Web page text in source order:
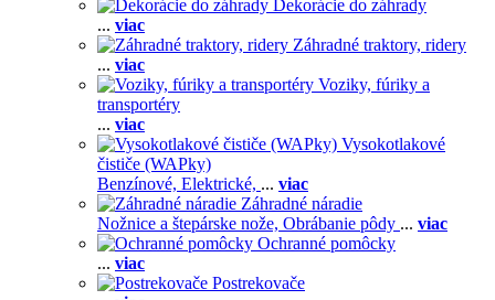
Dekorácie do záhrady
... viac
Záhradné traktory, ridery
... viac
Voziky, fúriky a
transportéry
... viac
Vysokotlakové
čističe (WAPky)
Benzínové, Elektrické, ... viac
Záhradné náradie
Nožnice a štepárske nože, Obrábanie pôdy ... viac
Ochranné pomôcky
... viac
Postrekovače